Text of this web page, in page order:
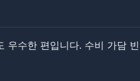
우수한 편입니다. 수비 가담